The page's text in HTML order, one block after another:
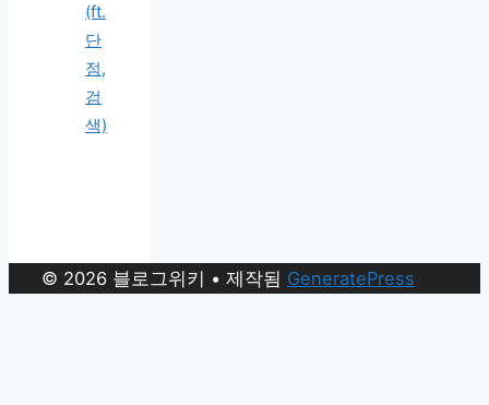
(ft.
단
점,
검
색)
© 2026 블로그위키 • 제작됨 GeneratePress